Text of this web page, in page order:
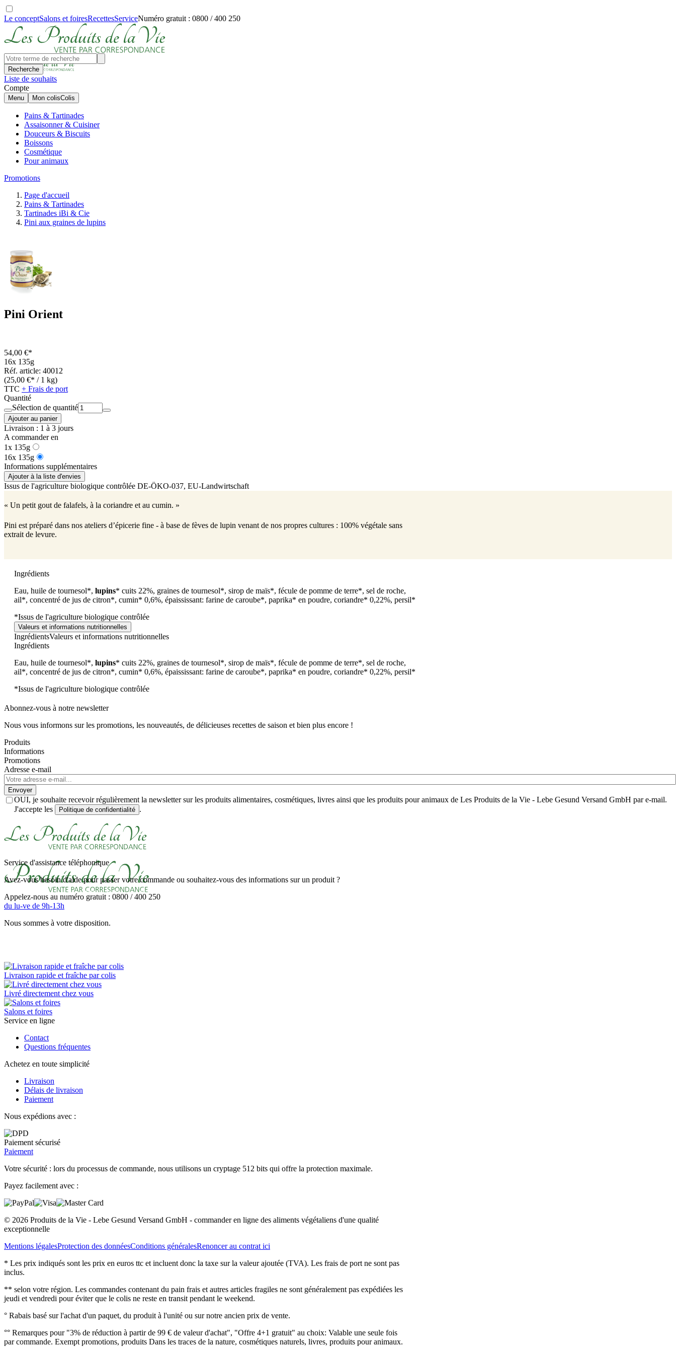
Le conceptSalons et foiresRecettesServiceNuméro gratuit : 0800 / 400 250
Recherche
Liste de souhaits
Compte
Menu Mon colisColis
Pains & Tartinades
Assaisonner & Cuisiner
Douceurs & Biscuits
Boissons
Cosmétique
Pour animaux
Promotions
Page d'accueil
Pains & Tartinades
Tartinades iBi & Cie
Pini aux graines de lupins
Pini Orient
54,00 €*
16x 135g
Réf. article: 40012
(25,00 €* / 1 kg)
TTC + Frais de port
Quantité
Sélection de quantité
Ajouter au panier
Livraison : 1 à 3 jours
A commander en
1x 135g
16x 135g
Informations supplémentaires
Ajouter à la liste d'envies
Issus de l'agriculture biologique contrôlée DE-ÖKO-037, EU-Landwirtschaft
« Un petit gout de falafels, à la coriandre et au cumin. »
Pini est préparé dans nos ateliers d’épicerie fine - à base de fèves de lupin venant de nos propres cultures : 100% végétale sans
extrait de levure.
Ingrédients
Eau, huile de tournesol*, lupins* cuits 22%, graines de tournesol*, sirop de maïs*, fécule de pomme de terre*, sel de roche,
ail*, concentré de jus de citron*, cumin* 0,6%, épaississant: farine de caroube*, paprika* en poudre, coriandre* 0,22%, persil*
*Issus de l'agriculture biologique contrôlée
Valeurs et informations nutritionnelles
IngrédientsValeurs et informations nutritionnelles
Ingrédients
Eau, huile de tournesol*, lupins* cuits 22%, graines de tournesol*, sirop de maïs*, fécule de pomme de terre*, sel de roche,
ail*, concentré de jus de citron*, cumin* 0,6%, épaississant: farine de caroube*, paprika* en poudre, coriandre* 0,22%, persil*
*Issus de l'agriculture biologique contrôlée
Abonnez-vous à notre newsletter
Nous vous informons sur les promotions, les nouveautés, de délicieuses recettes de saison et bien plus encore !
Produits
Informations
Promotions
Adresse e-mail
Envoyer
OUI, je souhaite recevoir régulièrement la newsletter sur les produits alimentaires, cosmétiques, livres ainsi que les produits pour animaux de Les Produits de la Vie - Lebe Gesund Versand GmbH par e-mail.
J'accepte les
Politique de confidentialité .
Service d'assistance téléphonique
Avez-vous besoin d'aide pour passer votre commande ou souhaitez-vous des informations sur un produit ?
Appelez-nous au numéro gratuit : 0800 / 400 250
du lu-ve de 9h-13h
Nous sommes à votre disposition.
Livraison rapide et fraîche par colis
Livré directement chez vous
Salons et foires
Service en ligne
Contact
Questions fréquentes
Achetez en toute simplicité
Livraison
Délais de livraison
Paiement
Nous expédions avec :
Paiement sécurisé
Paiement
Votre sécurité : lors du processus de commande, nous utilisons un cryptage 512 bits qui offre la protection maximale.
Payez facilement avec :
© 2026 Produits de la Vie - Lebe Gesund Versand GmbH - commander en ligne des aliments végétaliens d'une qualité
exceptionnelle
Mentions légalesProtection des donnéesConditions généralesRenoncer au contrat ici
* Les prix indiqués sont les prix en euros ttc et incluent donc la taxe sur la valeur ajoutée (TVA). Les frais de port ne sont pas
inclus.
** selon votre région. Les commandes contenant du pain frais et autres articles fragiles ne sont généralement pas expédiées les
jeudi et vendredi pour éviter que le colis ne reste en transit pendant le weekend.
° Rabais basé sur l'achat d'un paquet, du produit à l'unité ou sur notre ancien prix de vente.
°° Remarques pour "3% de réduction à partir de 99 € de valeur d'achat", "Offre 4+1 gratuit" au choix: Valable une seule fois
par commande. Exempt promotions, produits Dans les traces de la nature, cosmétiques naturels, livres, produits pour animaux.